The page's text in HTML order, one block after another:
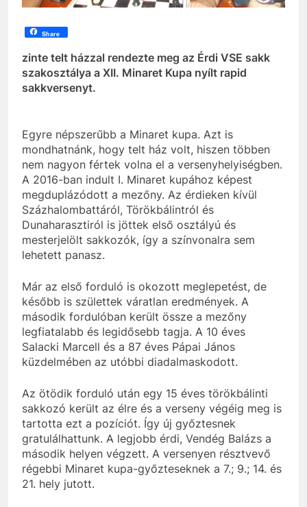
Share
zinte telt házzal rendezte meg az Érdi VSE sakk
szakosztálya a XII. Minaret Kupa nyílt rapid
sakkversenyt.
Egyre népszerűbb a Minaret kupa. Azt is
mondhatnánk, hogy telt ház volt, hiszen többen
nem nagyon fértek volna el a versenyhelyiségben.
A 2016-ban indult I. Minaret kupához képest
megduplázódott a mezőny. Az érdieken kívül
Százhalombattáról, Törökbálintról és
Dunaharasztiról is jöttek első osztályú és
mesterjelölt sakkozók, így a színvonalra sem
lehetett panasz.
Már az első forduló is okozott meglepetést, de
később is születtek váratlan eredmények. A
második fordulóban került össze a mezőny
legfiatalabb és legidősebb tagja. A 10 éves
Salacki Marcell és a 87 éves Pápai János
küzdelmében az utóbbi diadalmaskodott.
Az ötödik forduló után egy 15 éves törökbálinti
sakkozó került az élre és a verseny végéig meg is
tartotta ezt a pozíciót. Így új győztesnek
gratulálhattunk. A legjobb érdi, Vendég Balázs a
második helyen végzett. A versenyen résztvevő
régebbi Minaret kupa-győzteseknek a 7.; 9.; 14. és
21. hely jutott.